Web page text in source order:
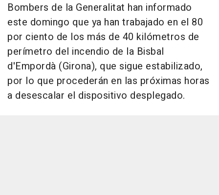
Bombers de la Generalitat han informado
este domingo que ya han trabajado en el 80
por ciento de los más de 40 kilómetros de
perímetro del incendio de la Bisbal
d'Empordà (Girona), que sigue estabilizado,
por lo que procederán en las próximas horas
a desescalar el dispositivo desplegado.